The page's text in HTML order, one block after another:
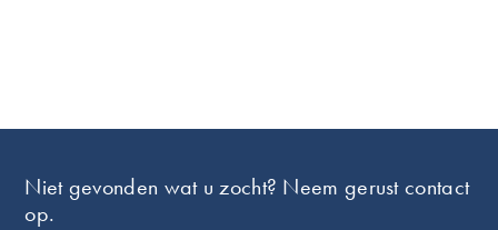
Niet gevonden wat u zocht? Neem gerust contact
op.